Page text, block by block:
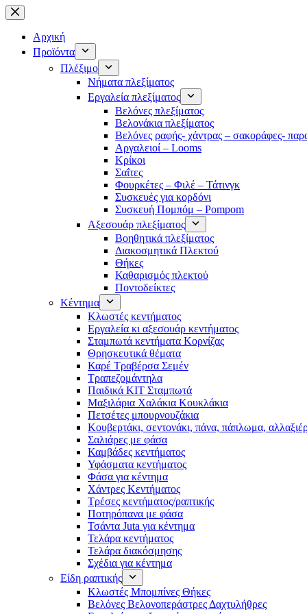
Μετάβαση
στο
περιεχόμενο
Αρχική
Προϊόντα
Πλέξιμο
Νήματα πλεξίματος
Εργαλεία πλεξίματος
Βελόνες πλεξίματος
Βελονάκια πλεξίματος
Βελόνες ραφής- χάντρας – σακοράφες-
Αργαλειοί – Looms
Κρίκοι
Σαΐτες
Φουρκέτες – Φιλέ – Τάτινγκ
Συσκευές για κορδόνι
Συσκευή Πομπόμ – Pompom
Αξεσουάρ πλεξίματος
Βοηθητικά πλεξίματος
Διακοσμητικά Πλεκτού
Θήκες
Καθαρισμός πλεκτού
Ποντοδείκτες
Κέντημα
Κλωστές κεντήματος
Eργαλεία κι αξεσουάρ κεντήματος
Σταμπωτά κεντήματα Κορνίζας
Θρησκευτικά θέματα
Καρέ Τραβέρσα Σεμέν
Τραπεζομάντηλα
Παιδικά KIT Σταμπωτά
Μαξιλάρια Χαλάκια Κουκλάκια
Πετσέτες μπουρνουζάκια
Κουβερτάκι, σεντονάκι, πάνα, πάπλωμα,
Σαλιάρες με φάσα
Καμβάδες κεντήματος
Υφάσματα κεντήματος
Φάσα για κέντημα
Χάντρες Κεντήματος
Τρέσες κεντήματος/ραπτικής
Ποτηρόπανα με φάσα
Τσάντα Juta για κέντημα
Τελάρα κεντήματος
Τελάρα διακόσμησης
Σχέδια για κέντημα
Είδη ραπτικής
Κλωστές Μπομπίνες Θήκες
Βελόνες Βελονοπεράστρες Δαχτυλήθρες